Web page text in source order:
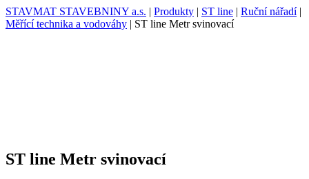
STAVMAT STAVEBNINY a.s. | Produkty | ST line | Ruční nářadí|
Měřící technika a vodováhy | ST line Metr svinovací
ST line Metr svinovací